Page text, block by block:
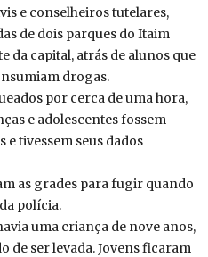
e conselheiros tutelares,
de dois parques do Itaim
da capital, atrás de alunos que
drogas.
por cerca de uma hora,
e adolescentes fossem
e tivessem seus dados
as grades para fugir quando
polícia.
uma criança de nove anos,
de ser levada. Jovens ficaram